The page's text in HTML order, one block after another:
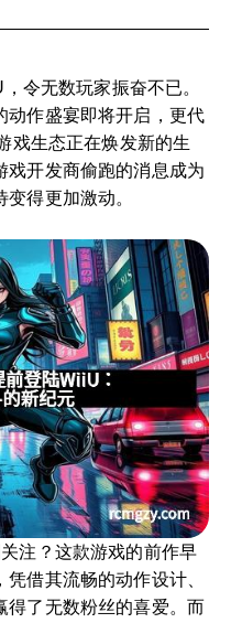
令无数玩家振奋不已。
动作盛宴即将开启，更代
戏生态正在焕发新的生
戏开发商偷跑的消息成为
得更加激动。
注？这款游戏的前作早
借其流畅的动作设计、
得了无数粉丝的喜爱。而